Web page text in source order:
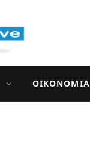
ΟΙΚΟΝΟΜΊΑ